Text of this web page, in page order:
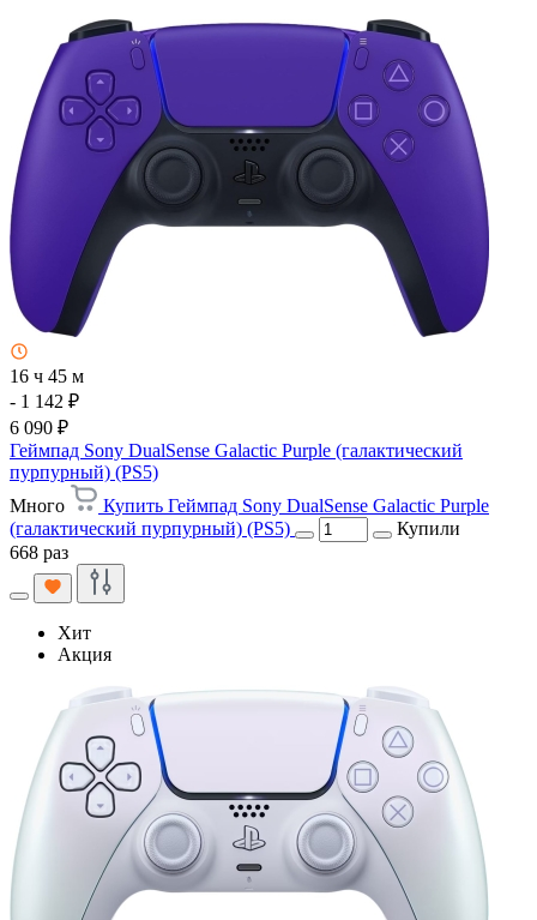
16 ч 45 м
- 1 142 ₽
6 090 ₽
Геймпад Sony DualSense Galactic Purple (галактический
пурпурный) (PS5)
Много
Купить Геймпад Sony DualSense Galactic Purple
(галактический пурпурный) (PS5)
Купили
668 раз
Хит
Акция